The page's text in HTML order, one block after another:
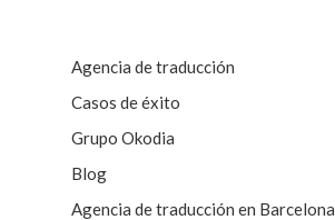
Agencia de traducción
Casos de éxito
Grupo Okodia
Blog
Agencia de traducción en Barcelona